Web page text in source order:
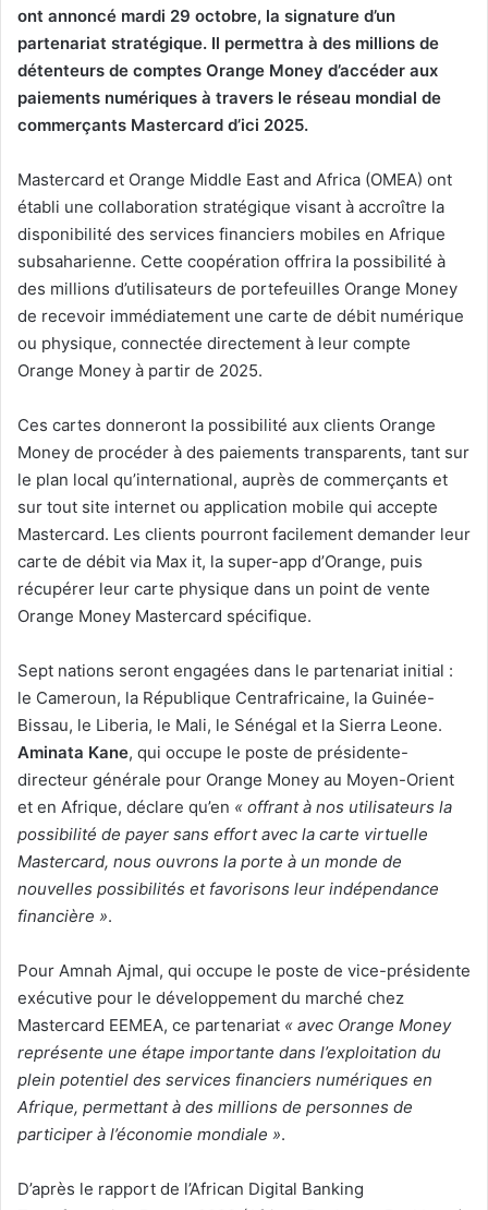
ont annoncé mardi 29 octobre, la signature d’un
partenariat stratégique. Il permettra à des millions de
détenteurs de comptes Orange Money d’accéder aux
paiements numériques à travers le réseau mondial de
commerçants Mastercard d’ici 2025.
Mastercard et Orange Middle East and Africa (OMEA) ont
établi une collaboration stratégique visant à accroître la
disponibilité des services financiers mobiles en Afrique
subsaharienne. Cette coopération offrira la possibilité à
des millions d’utilisateurs de portefeuilles Orange Money
de recevoir immédiatement une carte de débit numérique
ou physique, connectée directement à leur compte
Orange Money à partir de 2025.
Ces cartes donneront la possibilité aux clients Orange
Money de procéder à des paiements transparents, tant sur
le plan local qu’international, auprès de commerçants et
sur tout site internet ou application mobile qui accepte
Mastercard. Les clients pourront facilement demander leur
carte de débit via Max it, la super-app d’Orange, puis
récupérer leur carte physique dans un point de vente
Orange Money Mastercard spécifique.
Sept nations seront engagées dans le partenariat initial :
le Cameroun, la République Centrafricaine, la Guinée-
Bissau, le Liberia, le Mali, le Sénégal et la Sierra Leone.
Aminata Kane, qui occupe le poste de présidente-
directeur générale pour Orange Money au Moyen-Orient
et en Afrique, déclare qu’en « offrant à nos utilisateurs la
possibilité de payer sans effort avec la carte virtuelle
Mastercard, nous ouvrons la porte à un monde de
nouvelles possibilités et favorisons leur indépendance
financière ».
Pour Amnah Ajmal, qui occupe le poste de vice-présidente
exécutive pour le développement du marché chez
Mastercard EEMEA, ce partenariat « avec Orange Money
représente une étape importante dans l’exploitation du
plein potentiel des services financiers numériques en
Afrique, permettant à des millions de personnes de
participer à l’économie mondiale ».
D’après le rapport de l’African Digital Banking